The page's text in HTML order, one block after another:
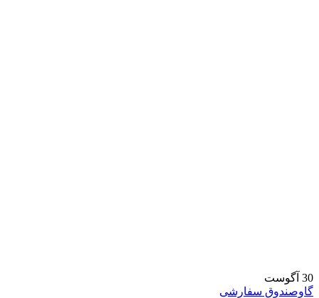
30 آگوست
گاوصندوق سفارشی